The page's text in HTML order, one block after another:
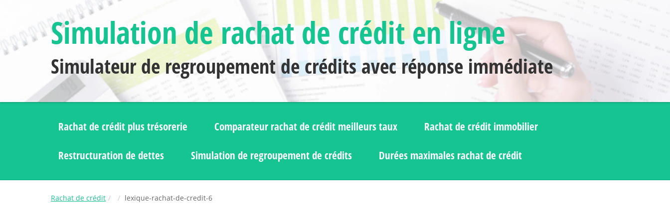
Simulation de rachat de crédit en ligne
Simulateur de regroupement de crédits avec réponse immédiate
Rachat de crédit plus trésorerie Comparateur rachat de crédit meilleurs taux Rachat de crédit immobilier
Restructuration de dettes Simulation de regroupement de crédits Durées maximales rachat de crédit
Rachat de crédit lexique-rachat-de-credit-6